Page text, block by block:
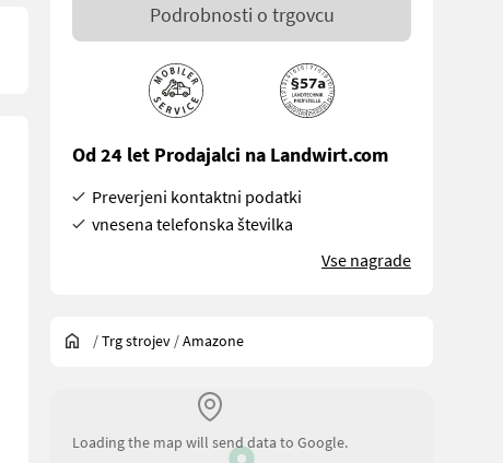
Podrobnosti o trgovcu
Od 24 let Prodajalci na Landwirt.com
Preverjeni kontaktni podatki
vnesena telefonska številka
Vse nagrade
/Trg strojev /Amazone
Loading the map will send data to Google.